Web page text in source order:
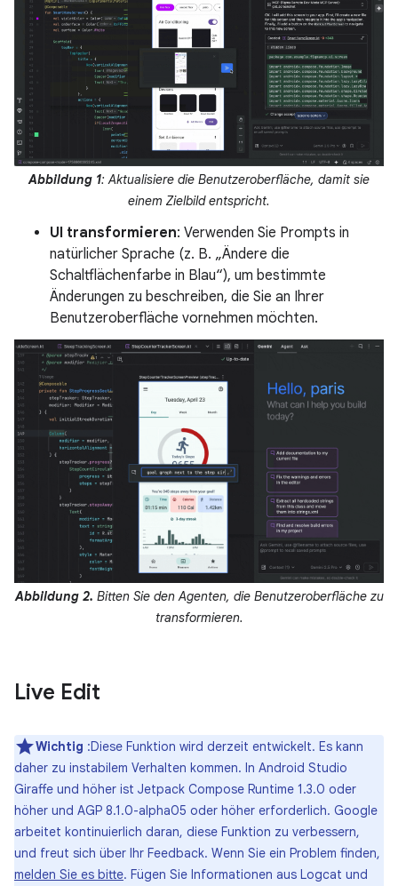
Abbildung 1: Aktualisiere die Benutzeroberfläche, damit sie
einem Zielbild entspricht.
UI transformieren: Verwenden Sie Prompts in
natürlicher Sprache (z. B. „Ändere die
Schaltflächenfarbe in Blau“), um bestimmte
Änderungen zu beschreiben, die Sie an Ihrer
Benutzeroberfläche vornehmen möchten.
Abbildung 2. Bitten Sie den Agenten, die Benutzeroberfläche zu
transformieren.
Live Edit
Wichtig :Diese Funktion wird derzeit entwickelt. Es kann
daher zu instabilem Verhalten kommen. In Android Studio
Giraffe und höher ist Jetpack Compose Runtime 1.3.0 oder
höher und AGP 8.1.0-alpha05 oder höher erforderlich. Google
arbeitet kontinuierlich daran, diese Funktion zu verbessern,
und freut sich über Ihr Feedback. Wenn Sie ein Problem finden,
melden Sie es bitte. Fügen Sie Informationen aus Logcat und